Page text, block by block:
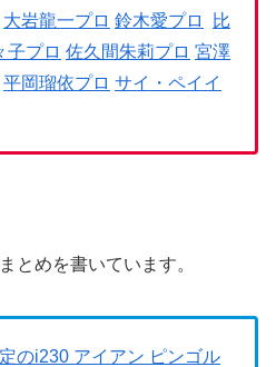
大岩龍一プロ 鈴木愛プロ
比
子プロ 佐久間朱莉プロ 宮澤
平岡瑠依プロ サイ・ペイイ
めを書いています。
のi230 アイアン ピンゴル